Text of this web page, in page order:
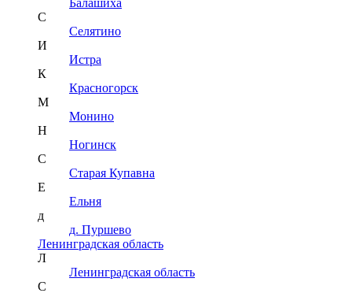
Балашиха
С
Селятино
И
Истра
К
Красногорск
М
Монино
Н
Ногинск
С
Старая Купавна
Е
Ельня
д
д. Пуршево
Ленинградская область
Л
Ленинградская область
С